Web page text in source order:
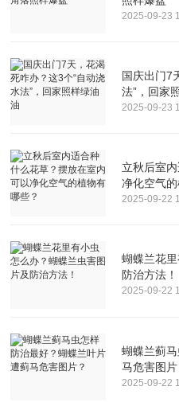
2025-09-23
国庆出门7
法”，回家
2025-09-23
立秋后室
净化空气
2025-09-22
蝴蝶兰花
防治方法！
2025-09-22
蝴蝶兰蓟
马危害图片
2025-09-22